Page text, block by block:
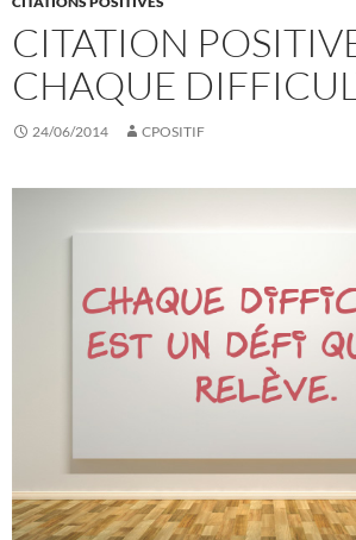
CITATION
CHAQUE
24/06/2014 CPOSITIF